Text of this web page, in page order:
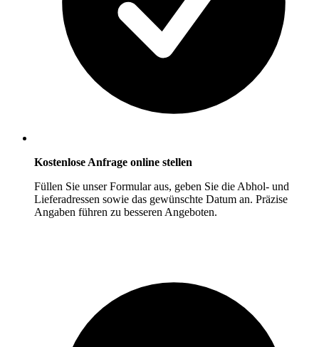
Kostenlose Anfrage online stellen
Füllen Sie unser Formular aus, geben Sie die Abhol- und
Lieferadressen sowie das gewünschte Datum an. Präzise
Angaben führen zu besseren Angeboten.